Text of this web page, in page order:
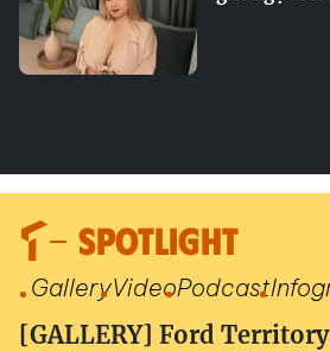
SPOTLIGHT
GalleryVideoPodcast
[GALLERY] Ford